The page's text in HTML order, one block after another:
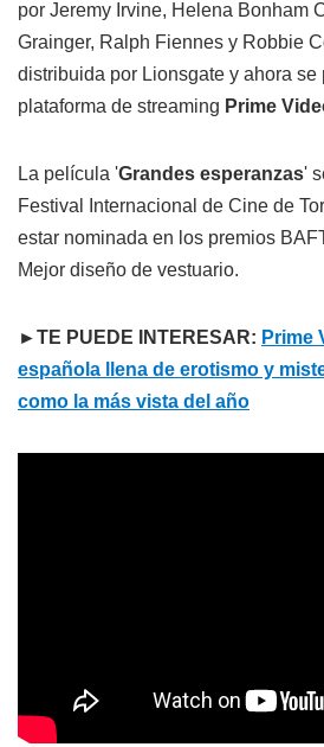
por Jeremy Irvine, Helena Bonham
Grainger, Ralph Fiennes y Robbie
distribuida por Lionsgate y ahora se
plataforma de streaming Prime
La película 'Grandes esperanzas'
Festival Internacional de Cine de
estar nominada en los premios
Mejor diseño de vestuario.
►TE PUEDE INTERESAR: Prime
española llena de erotismo y
como la más vista del año